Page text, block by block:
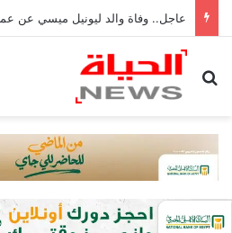
عاجل.. وفاة والد ليونيل ميسي عن عمر 68 عامًا في
بحث عن